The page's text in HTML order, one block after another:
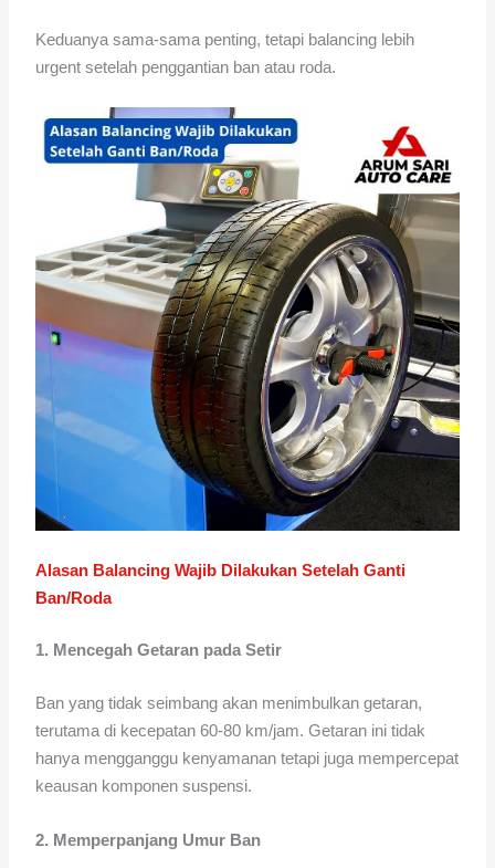
Keduanya sama-sama penting, tetapi balancing lebih
urgent setelah penggantian ban atau roda.
Alasan Balancing Wajib Dilakukan Setelah Ganti
Ban/Roda
1. Mencegah Getaran pada Setir
Ban yang tidak seimbang akan menimbulkan getaran,
terutama di kecepatan 60-80 km/jam. Getaran ini tidak
hanya mengganggu kenyamanan tetapi juga mempercepat
keausan komponen suspensi.
2. Memperpanjang Umur Ban